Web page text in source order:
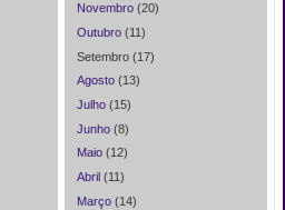
Novembro (20)
Outubro (11)
Setembro (17)
Agosto (13)
Julho (15)
Junho (8)
Maio (12)
Abril (11)
Março (14)